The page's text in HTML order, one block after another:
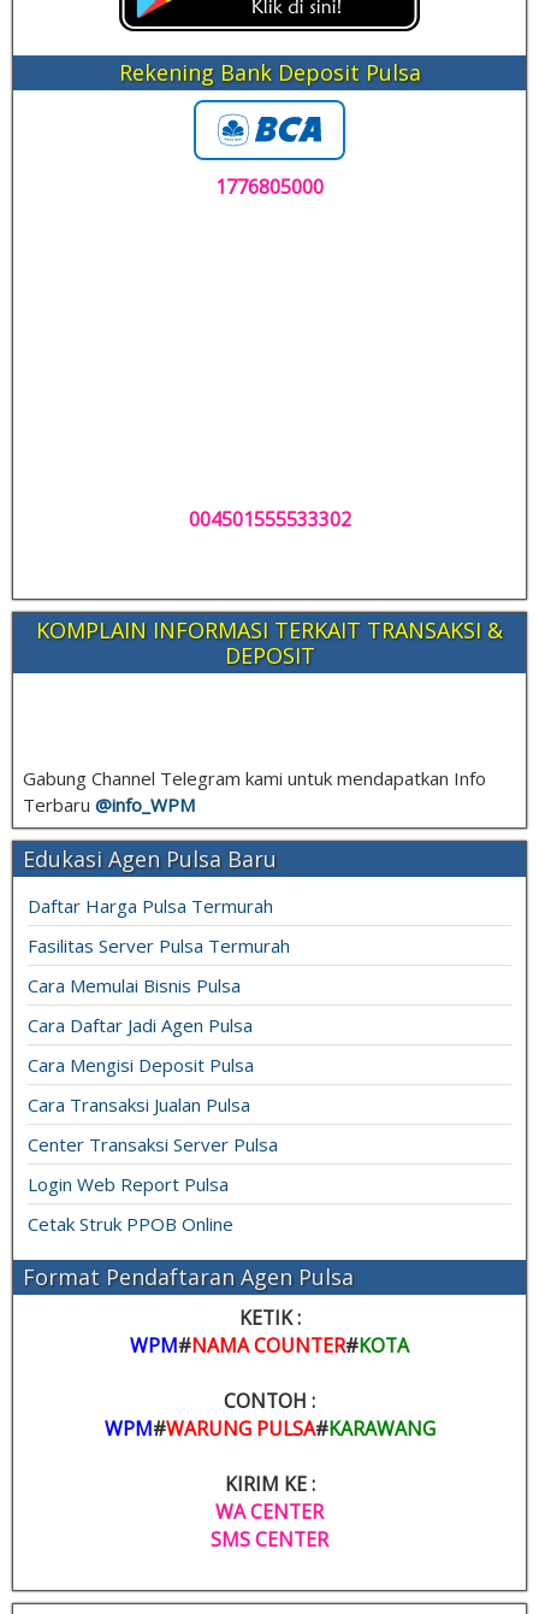
Rekening Bank Deposit Pulsa
1776805000
004501555533302
KOMPLAIN INFORMASI TERKAIT TRANSAKSI &
DEPOSIT
Gabung Channel Telegram kami untuk mendapatkan Info
Terbaru @info_ WPM
Edukasi Agen Pulsa Baru
Daftar Harga Pulsa Termurah
Fasilitas Server Pulsa Termurah
Cara Memulai Bisnis Pulsa
Cara Daftar Jadi Agen Pulsa
Cara Mengisi Deposit Pulsa
Cara Transaksi Jualan Pulsa
Center Transaksi Server Pulsa
Login Web Report Pulsa
Cetak Struk PPOB Online
Format Pendaftaran Agen Pulsa
KETIK :
WPM#NAMA COUNTER#KOTA
CONTOH :
WPM#WARUNG PULSA#KARAWANG
KIRIM KE :
WA CENTER
SMS CENTER